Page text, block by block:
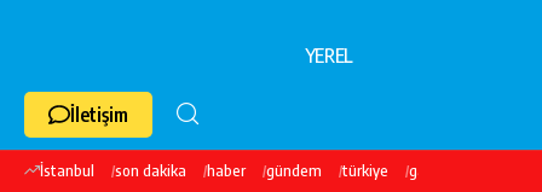
YEREL
İletişim
İstanbul son dakika haber gündem türkiye galatasaray